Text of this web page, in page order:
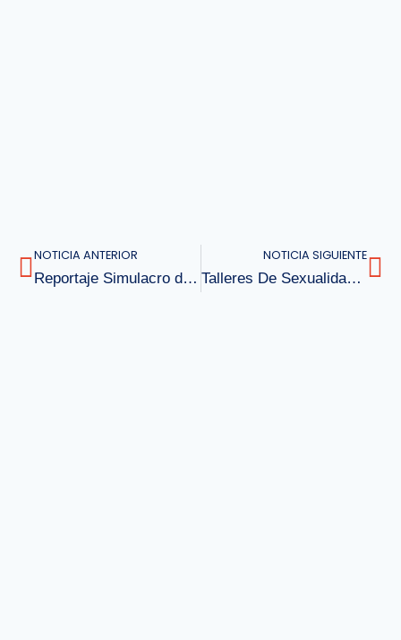
NOTICIA ANTERIOR
Reportaje Simulacro de Emergencias de Incendio
NOTICIA SIGUIENTE
Talleres De Sexualidad y Autocuidado